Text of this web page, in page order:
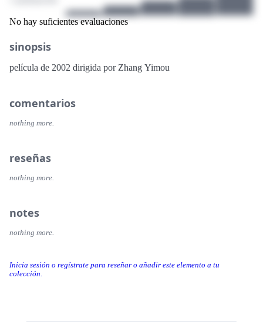
Inicia sesión o regístrate para reseñar o añadir este elemento a tu
colección.
No hay suficientes evaluaciones
sinopsis
película de 2002 dirigida por Zhang Yimou
comentarios
nothing more.
reseñas
nothing more.
notes
nothing more.